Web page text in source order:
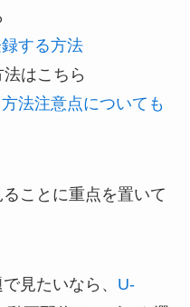
する方法
はこちら
法注意点についても
ことに重点を置いて
見たいなら、 U-